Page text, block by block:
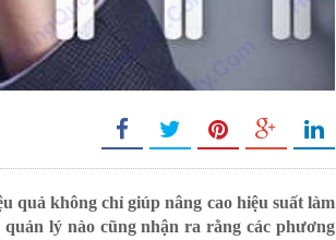
không chỉ giúp nâng cao hiệu suất làm
lý nào cũng nhận ra rằng các phương